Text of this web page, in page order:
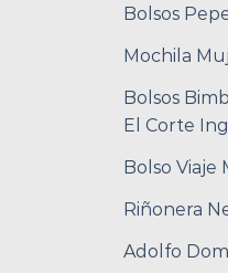
Bolsos
Mochila
Bolsos
El Corte
Bolso Viaje
Riñonera
Adolfo